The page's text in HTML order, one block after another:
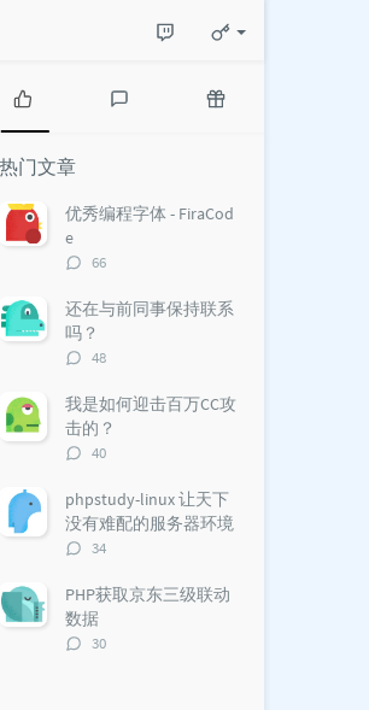
热
门
文
章
论
章
热门文章
优秀编程字体 - FiraCod
e
评
数：
66
还在与前同事保持联系
吗？
评
数：
48
我是如何迎击百万CC攻
击的？
评
数：
40
phpstudy-linux 让天下
没有难配的服务器环境
评
数：
34
PHP获取京东三级联动
数据
评
30